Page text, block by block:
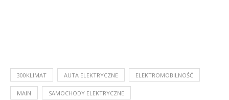
300KLIMAT AUTA ELEKTRYCZNE ELEKTROMOBILNOŚĆ
MAIN SAMOCHODY ELEKTRYCZNE